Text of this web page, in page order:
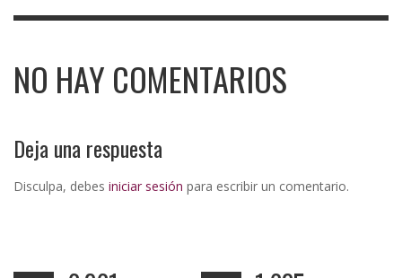
NO HAY COMENTARIOS
Deja una respuesta
Disculpa, debes iniciar sesión para escribir un comentario.